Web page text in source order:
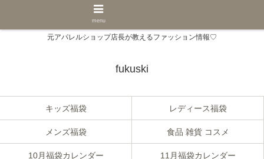
元アパレルショップ店長が教えるファッション情報♡
fukuski
キッズ福袋 レディース福袋
メンズ福袋 食品 雑貨 コスメ
10月福袋カレンダー 11月福袋カレンダー
menu